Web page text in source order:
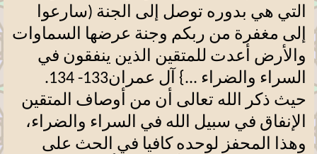
التي هي بدوره توصل إلى الجنة (سارعوا
إلى مغفرة من ربكم وجنة عرضها السماوات
والأرض أعدت للمتقين الذين ينفقون في
السراء والضراء ...} آل عمران133- 134.
حيث ذكر الله تعالى أن من أوصاف المتقين
الإنفاق في سبيل الله في السراء والضراء،
وهذا المحفز لوحده كافيا في الحث على